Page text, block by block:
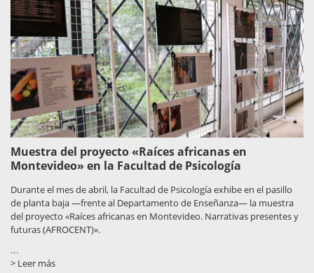
Muestra del proyecto «Raíces africanas en
Montevideo» en la Facultad de Psicología
Durante el mes de abril, la Facultad de Psicología exhibe en el pasillo
de planta baja —frente al Departamento de Enseñanza— la muestra
del proyecto «Raíces africanas en Montevideo. Narrativas presentes y
futuras (AFROCENT)».
...
> Leer más